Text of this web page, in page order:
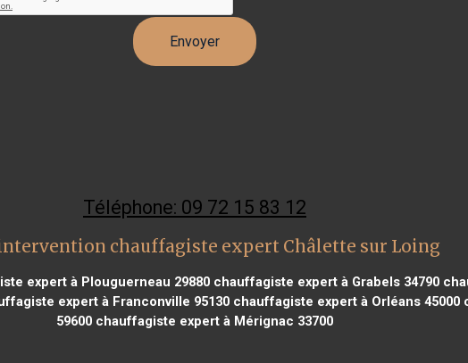
Téléphone: 09 72 15 83 12
chauffagiste expert Châlette sur Loing
expert à Plouguerneau 29880chauffagiste expert à Grabels 34790
expert à Franconville 95130chauffagiste expert à Orléans 45000
59600 chauffagiste expert à Mérignac 33700